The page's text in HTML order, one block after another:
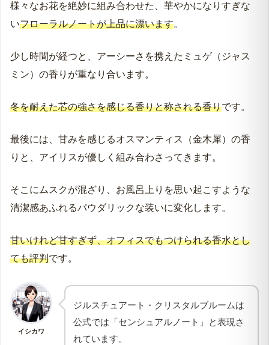
様々なお花を絶妙に組み合わせた、華やかになりすぎな
いフローラルノートが上品に漂います。
少し時間が経つと、アーシーさを携えたミュゲ（ジャス
ミン）の香りが重なり合います。
冬を耐えた芯の強さを感じる香りと称される香りです。
最後には、甘みを感じるオスマンティス（金木犀）の香
りと、アイリスが優しく組み合わさってきます。
そこにムスクが混ざり、お風呂上りを思い起こすような
清潔感あふれるパウダリックな装いに変化します。
甘いけれど甘すぎず、オフィスでもつけられる香水とし
ても評判です。
イシカワ
ジルスチュアート・クリスタルブルームは
公式では「センシュアルノート」と表現さ
れています。